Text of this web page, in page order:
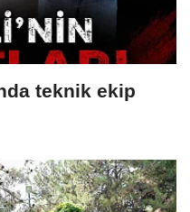
teknik ekip